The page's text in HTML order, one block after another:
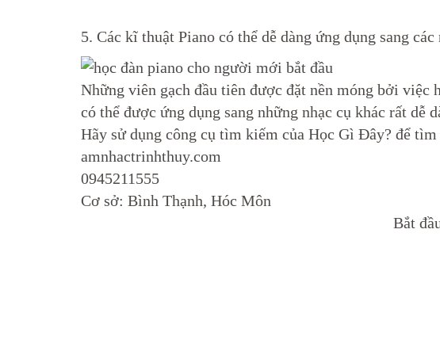
5. Các kĩ thuật Piano có thể dễ dàng ứng dụng sang
Những viên gạch đầu tiên được đặt nền móng bởi việc
có thể được ứng dụng sang những nhạc cụ khác rất
Hãy sử dụng công cụ tìm kiếm của Học Gì Đây? để
amnhactrinhthuy.com
0945211555
Cơ sở: Bình Thạnh, Hóc Môn
Bắt